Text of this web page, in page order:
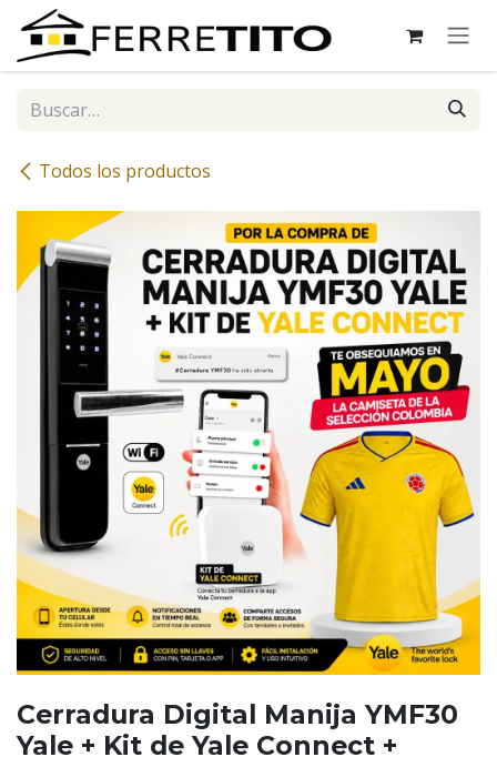
Ir al contenido
Todos los productos
Cerradura Digital Manija YMF30
Yale + Kit de Yale Connect +